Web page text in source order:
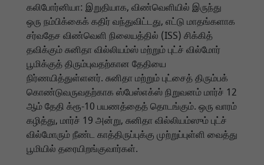
கலிபோர்னியா: இறுதியாக, விண்வெளியில் இருந்து
ஒரு நம்பிக்கைக் கதிர் வந்துவிட்டது, எட்டு மாதங்களாக
சர்வதேச விண்வெளி நிலையத்தில் (ISS) சிக்கித்
தவிக்கும் சுனிதா வில்லியம்ஸ் மற்றும் புட்ச் வில்மோர்
பூமிக்குத் திரும்புவதற்கான தேதியை
நிர்ணயித்துள்ளனர். சுனிதா மற்றும் புட்சைத் திரும்பக்
கொண்டுவருவதற்காக ஸ்பேஸ்எக்ஸ் நிறுவனம் மார்ச் 12
ஆம் தேதி க்ரூ-10 பயணத்தைத் தொடங்கும். ஒரு வாரம்
கழித்து, மார்ச் 19 அன்று, சுனிதா வில்லியம்ஸும் புட்ச்
வில்மோரும் நீண்ட காத்திருப்புக்கு முற்றுப்புள்ளி வைத்து
பூமியில் தரையிறங்குவார்கள்.